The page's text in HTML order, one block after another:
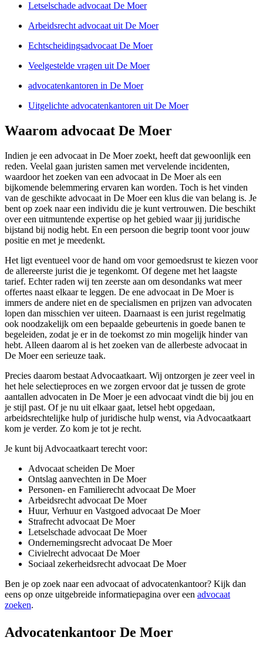
Letselschade advocaat De Moer
Arbeidsrecht advocaat uit De Moer
Echtscheidingsadvocaat De Moer
Veelgestelde vragen uit De Moer
advocatenkantoren in De Moer
Uitgelichte advocatenkantoren uit De Moer
Waarom advocaat De Moer
Indien je een advocaat in De Moer zoekt, heeft dat gewoonlijk een
reden. Veelal gaan juristen samen met vervelende incidenten,
waardoor het zoeken van een advocaat in De Moer als een
bijkomende belemmering ervaren kan worden. Toch is het vinden
van de geschikte advocaat in De Moer een klus die van belang is. Je
bent op zoek naar een individu die je kunt vertrouwen. Die beschikt
over een uitmuntende expertise op het gebied waar jij juridische
bijstand bij nodig hebt. En een persoon die begrip toont voor jouw
positie en met je meedenkt.
Het ligt eventueel voor de hand om voor gemoedsrust te kiezen voor
de allereerste jurist die je tegenkomt. Of degene met het laagste
tarief. Echter raden wij ten zeerste aan om desondanks wat meer
offertes naast elkaar te leggen. De ene advocaat in De Moer is
immers de andere niet en de specialismen en prijzen van advocaten
lopen dan misschien ver uiteen. Daarnaast is een jurist regelmatig
ook noodzakelijk om een bepaalde gebeurtenis in goede banen te
begeleiden, zodat je er in de toekomst zo min mogelijk hinder van
hebt. Alleen daarom al is het zoeken van de allerbeste advocaat in
De Moer een serieuze taak.
Precies daarom bestaat Advocaatkaart. Wij ontzorgen je zeer veel in
het hele selectieproces en we zorgen ervoor dat je tussen de grote
aantallen advocaten in De Moer je een advocaat vindt die bij jou en
je stijl past. Of je nu uit elkaar gaat, letsel hebt opgedaan,
arbeidsrechtelijke hulp of juridische hulp wenst, via Advocaatkaart
kom je verder. Zo kom je tot je recht.
Je kunt bij Advocaatkaart terecht voor:
Advocaat scheiden De Moer
Ontslag aanvechten in De Moer
Personen- en Familierecht advocaat De Moer
Arbeidsrecht advocaat De Moer
Huur, Verhuur en Vastgoed advocaat De Moer
Strafrecht advocaat De Moer
Letselschade advocaat De Moer
Ondernemingsrecht advocaat De Moer
Civielrecht advocaat De Moer
Sociaal zekerheidsrecht advocaat De Moer
Ben je op zoek naar een advocaat of advocatenkantoor? Kijk dan
eens op onze uitgebreide informatiepagina over een advocaat
zoeken.
Advocatenkantoor De Moer